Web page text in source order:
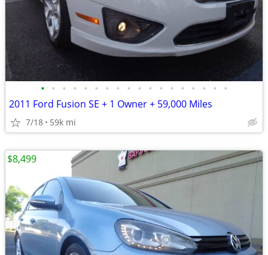
• • • • • • • • • • • • • • • • • •
2011 Ford Fusion SE + 1 Owner + 59,000 Miles
7/18 59k mi
$8,499